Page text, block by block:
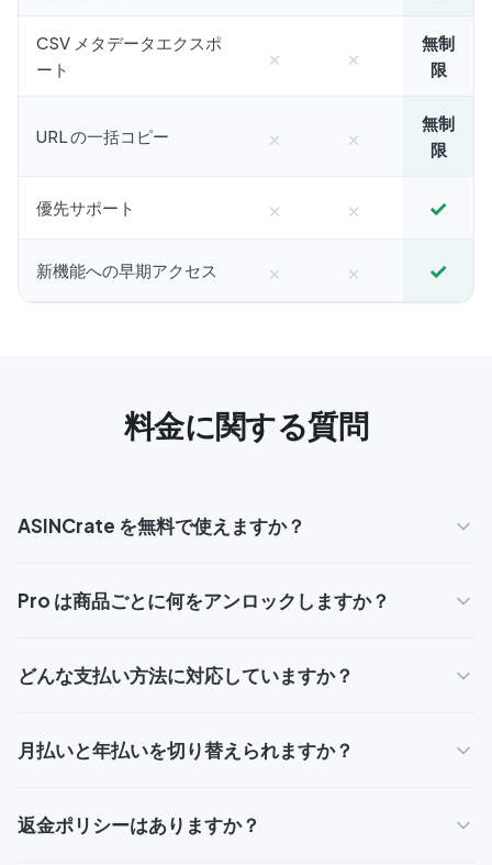
CSV メタデータエクスポ
ート
× ×
無制
限
URL の一括コピー × ×
無制
限
優先サポート × × ✓
新機能への早期アクセス × × ✓
料金に関する質問
ASINCrate を無料で使えますか？
Pro は商品ごとに何をアンロックしますか？
どんな支払い方法に対応していますか？
月払いと年払いを切り替えられますか？
返金ポリシーはありますか？